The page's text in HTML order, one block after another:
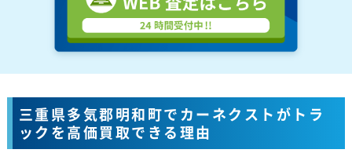
三重県多気郡明和町でカーネクストがトラ
ックを高価買取できる理由